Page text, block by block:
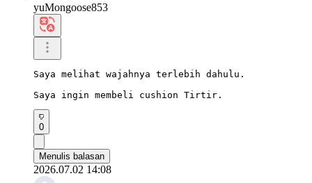
yuMongoose853
Saya melihat wajahnya terlebih dahulu.
Saya ingin membeli cushion Tirtir.
0
Menulis balasan
2026.07.02 14:08